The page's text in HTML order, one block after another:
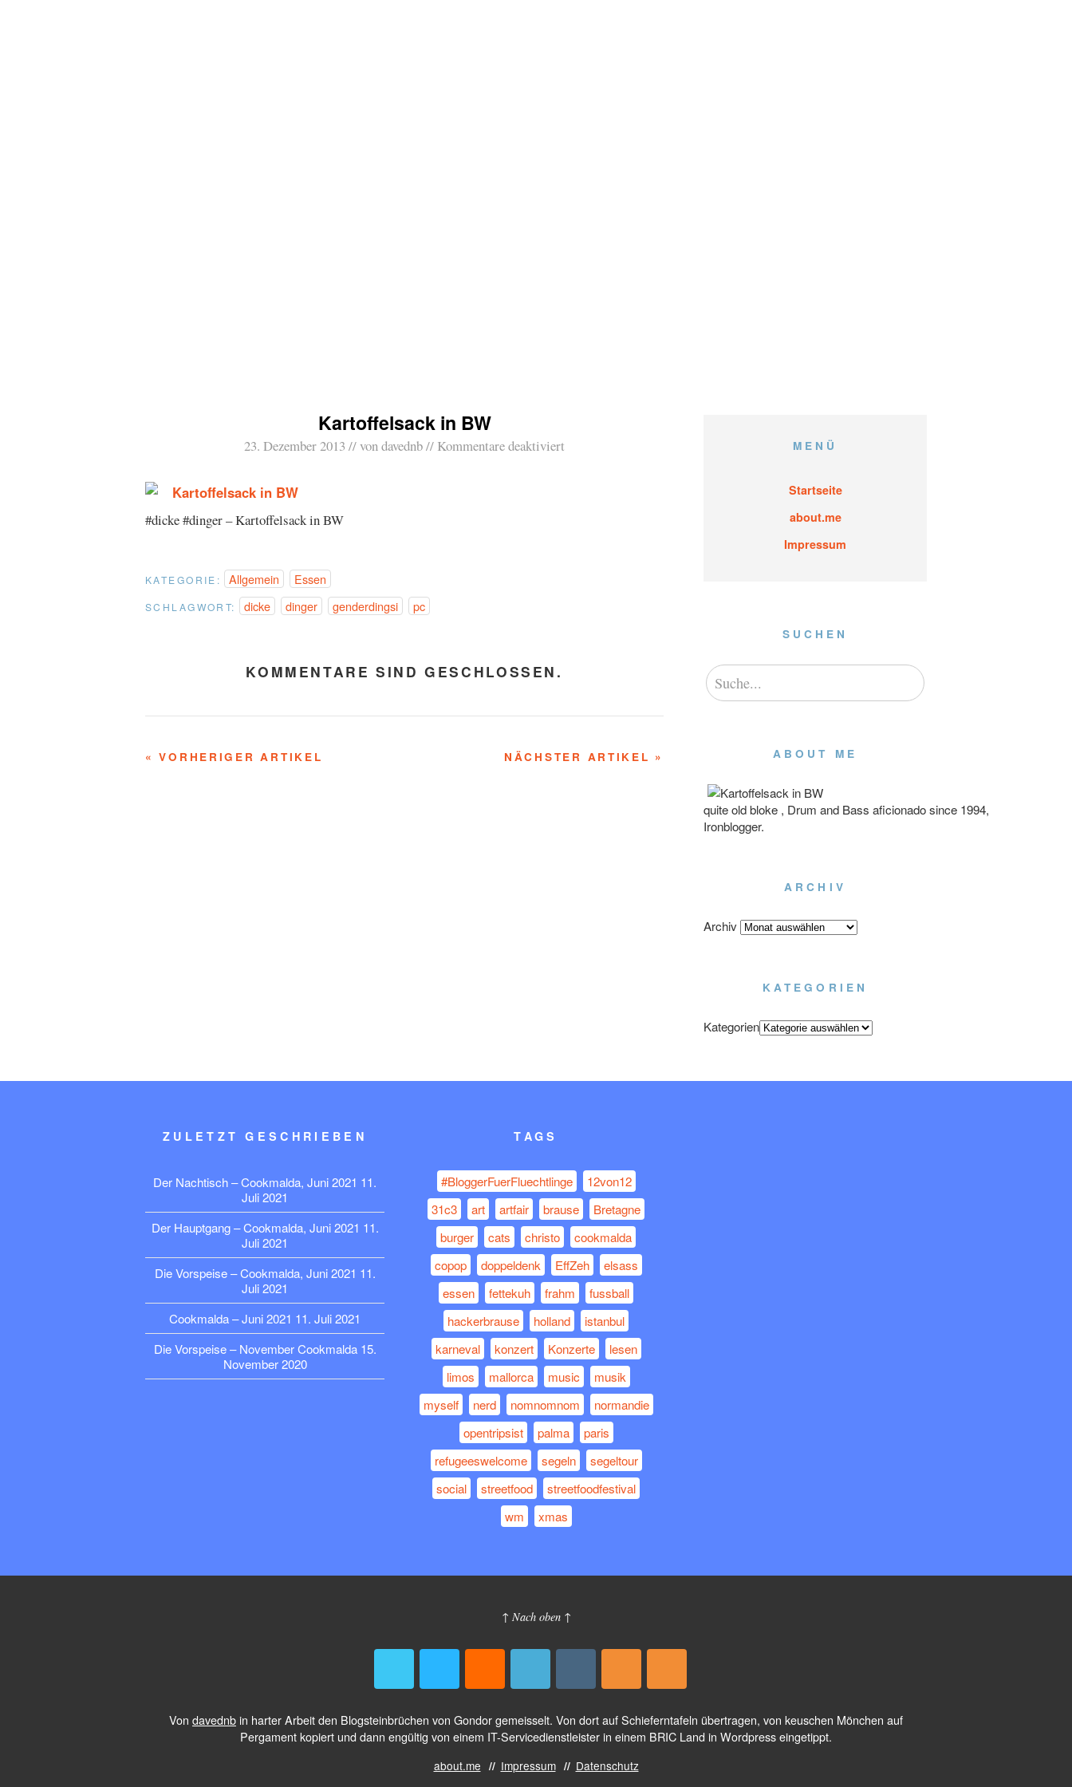
Kartoffelsack in BW
23. Dezember 2013 vondavednb Kommentare deaktiviert
#dicke #dinger – Kartoffelsack in BW
KATEGORIE: Allgemein Essen
SCHLAGWORT: dicke dinger genderdingsi pc
KOMMENTARE SIND GESCHLOSSEN.
NÄCHSTER ARTIKEL »
« VORHERIGER ARTIKEL
MENÜ
Startseite
about.me
Impressum
SUCHEN
ABOUT ME
quite old bloke , Drum and Bass aficionado since 1994,
Ironblogger.
ARCHIV
Archiv
KATEGORIEN
Kategorien
ZULETZT GESCHRIEBEN
Der Nachtisch – Cookmalda, Juni 2021 11.
Juli 2021
Der Hauptgang – Cookmalda, Juni 2021 11.
Juli 2021
Die Vorspeise – Cookmalda, Juni 2021 11.
Juli 2021
Cookmalda – Juni 2021 11. Juli 2021
Die Vorspeise – November Cookmalda 15.
November 2020
TAGS
#BloggerFuerFluechtlinge
12von12
31c3
art artfair brause
Bretagne
burger
cats christo
cookmalda
copop
doppeldenk EffZeh
elsass
essen
fettekuh frahm
fussball
hackerbrause
holland
istanbul
karneval
konzert Konzerte
lesen
limos
mallorca music
musik
myself
nerd nomnomnom
normandie
opentripsist
palma
paris
refugeeswelcome
segeln
segeltour
social
streetfood
streetfoodfestival
wm
xmas
↑ Nach oben ↑
Von davednbin harter Arbeit den Blogsteinbrüchen von Gondor gemeisselt. Von dort auf Schieferntafeln übertragen, von keuschen Mönchen auf
Pergament kopiert und dann engültig von einem IT-Servicedienstleister in einem BRIC Land in Wordpress eingetippt.
about.me Impressum Datenschutz